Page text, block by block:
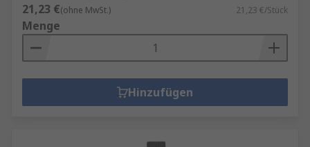
21,23 €(ohne MwSt.) 21,23 €/Stück
Menge
Hinzufügen